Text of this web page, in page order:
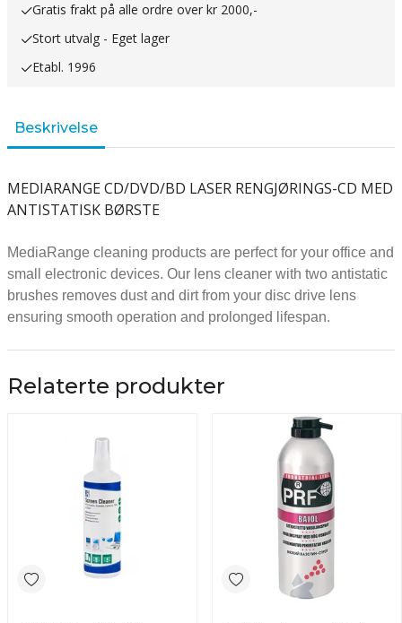
Gratis frakt på alle ordre over kr 2000,-
Stort utvalg - Eget lager
Etabl. 1996
Beskrivelse
MEDIARANGE CD/DVD/BD LASER RENGJØRINGS-CD MED
ANTISTATISK BØRSTE
MediaRange cleaning products are perfect for your office and
small electronic devices. Our lens cleaner with two antistatic
brushes removes dust and dirt from your disc drive lens
ensuring smooth operation and prolonged lifespan.
Relaterte produkter